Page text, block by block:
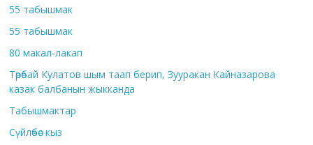
55 табышмак
55 табышмак
80 макал-лакап
Төрөбай Кулатов шым таап берип, Зууракан Кайназарова
казак балбанын жыкканда
Табышмактар
Сүйлөбөс кыз